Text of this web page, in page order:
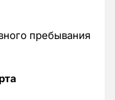
пребывания